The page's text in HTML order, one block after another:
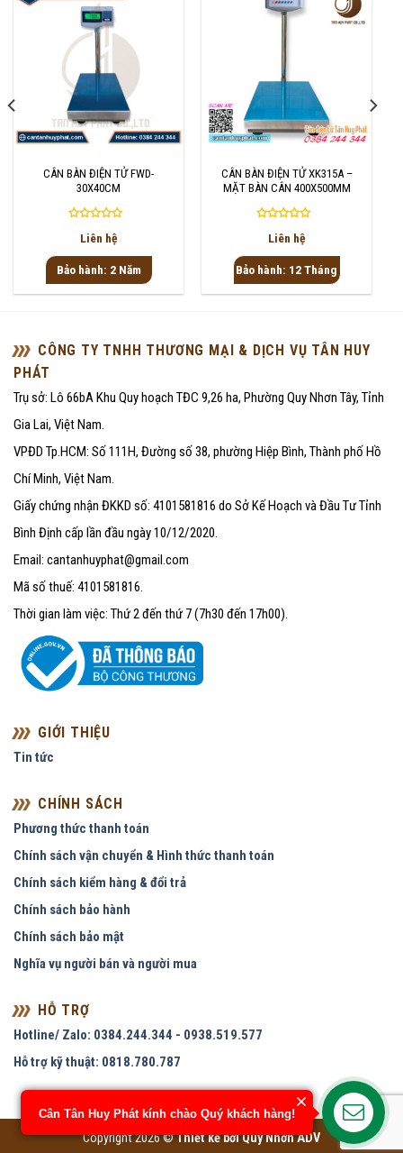
CÂN BÀN ĐIỆN TỬ FWD-
30X40CM
Được
hạng
0
5
Liên hệ
Bảo hành: 2 Năm
CÂN BÀN ĐIỆN TỬ XK315A –
MẶT BÀN CÂN 400X500MM
Được
hạng
0
5
Liên hệ
Bảo hành: 12 Tháng
Cân Tân Huy Phát kính chào Quý khách hàng!
CÔNG TY TNHH THƯƠNG MẠI & DỊCH VỤ TÂN HUY
PHÁT
Trụ sở: Lô 66bA Khu Quy hoạch TĐC 9,26 ha, Phường Quy Nhơn Tây, Tỉnh
Gia Lai, Việt Nam.
VPĐD Tp.HCM: Số 111H, Đường số 38, phường Hiệp Bình, Thành phố Hồ
Chí Minh, Việt Nam.
Giấy chứng nhận ĐKKD số: 4101581816 do Sở Kế Hoạch và Đầu Tư Tỉnh
Bình Định cấp lần đầu ngày 10/12/2020.
Email: cantanhuyphat@gmail.com
Mã số thuế: 4101581816.
Thời gian làm việc: Thứ 2 đến thứ 7 (7h30 đến 17h00).
GIỚI THIỆU
Tin tức
CHÍNH SÁCH
Phương thức thanh toán
Chính sách vận chuyển & Hình thức thanh toán
Chính sách kiểm hàng & đổi trả
Chính sách bảo hành
Chính sách bảo mật
Nghĩa vụ người bán và người mua
HỖ TRỢ
Hotline/ Zalo: 0384.244.344 - 0938.519.577
Hỗ trợ kỹ thuật: 0818.780.787
Copyright 2026 ©Thiết kế bởiQuy Nhơn ADV